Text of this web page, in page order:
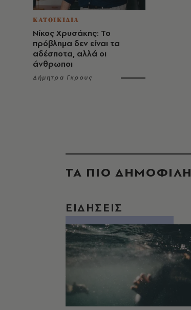
ΚΑΤΟΙΚΙΔΙΑ
Νίκος Χρυσάκης: Το
πρόβλημα δεν είναι τα
αδέσποτα, αλλά οι
άνθρωποι
Δήμητρα Γκρους
ΤΑ ΠΙΟ ΔΗΜΟΦΙΛΗ
ΕΙΔΗΣΕΙΣ